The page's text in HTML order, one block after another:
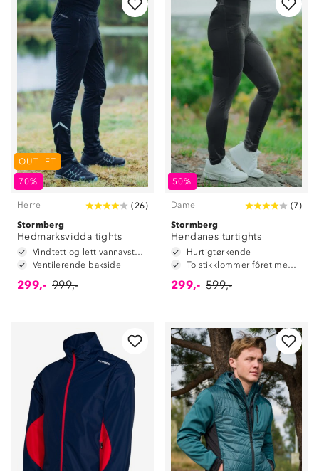
OUTLET
70%
Herre (26)
Stormberg
Hedmarksvidda tights
Vindtett og lett vannavstøtende i front
Ventilerende bakside
299,- 999,-
50%
Dame (7)
Stormberg
Hendanes turtights
Hurtigtørkende
To stikklommer fôret med mesh
299,- 599,-